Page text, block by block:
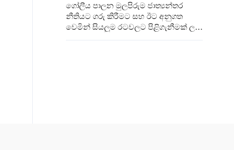
ගෝලීය පාලන මුලපිරුම ජාත්‍යන්තර
නීතියට ගරු කිරීමට සහ ඊට අනුගත
වෙමින් සියලුම රටවලට පිළිගැනීමක් ලබා
දීමට මාවතක් විවර කරයි